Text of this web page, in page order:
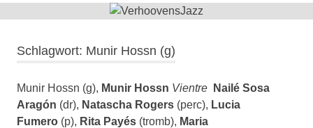
Schlagwort: Munir Hossn (g)
Munir Hossn (g), Munir Hossn Vientre
Nailé Sosa
Aragón (dr), Natascha Rogers (perc), Lucia
Fumero (p), Rita Payés (tromb), Maria